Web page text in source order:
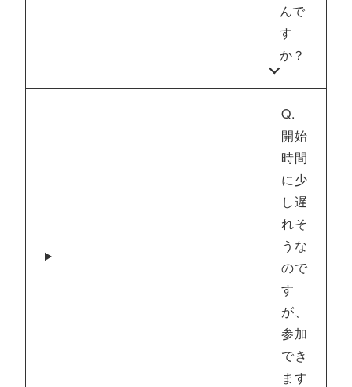
んで
す
か？
Q.
開始
時間
に少
し遅
れそ
うな
ので
す
が、
参加
でき
ます